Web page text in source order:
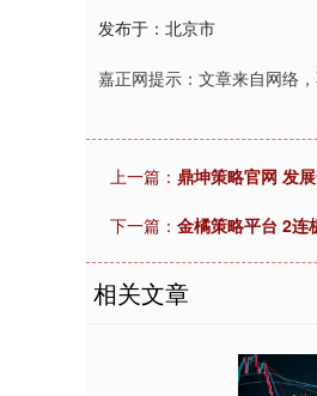
发布于：北京市
嘉正网提示：文章来自网络，
上一篇： 鼎坤策略官网 发
下一篇： 金橘策略平台 2连
相关文章